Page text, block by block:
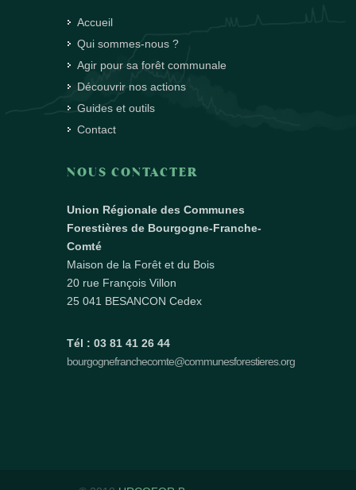
Accueil
Qui sommes-nous ?
Agir pour sa forêt communale
Découvrir nos actions
Guides et outils
Contact
NOUS CONTACTER
Union Régionale des Communes
Forestières de Bourgogne-Franche-
Comté
Maison de la Forêt et du Bois
20 rue François Villon
25 041 BESANCON Cedex
Tél : 03 81 41 26 44
bourgognefranchecomte@communesforestieres.org